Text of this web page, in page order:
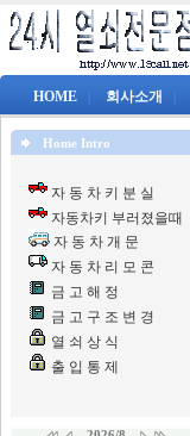
HOME 회사소개
Home Intro
자 동 차 키 분 실
자동차키 부러졌을때
자 동 차 개 문
자 동 차 리 모 콘
금 고 해 정
금 고 구 조 변 경
열 쇠 상 식
출 입 통 제